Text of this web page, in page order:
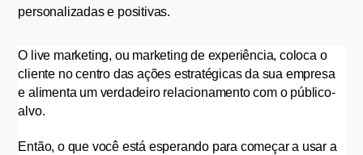
personalizadas e positivas.
O live marketing, ou marketing de experiência, coloca o
cliente no centro das ações estratégicas da sua empresa
e alimenta um verdadeiro relacionamento com o público-
alvo.
Então, o que você está esperando para começar a usar a